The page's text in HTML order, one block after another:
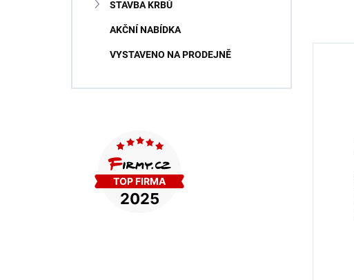
STAVBA KRBŮ
AKČNÍ NABÍDKA
VYSTAVENO NA PRODEJNĚ